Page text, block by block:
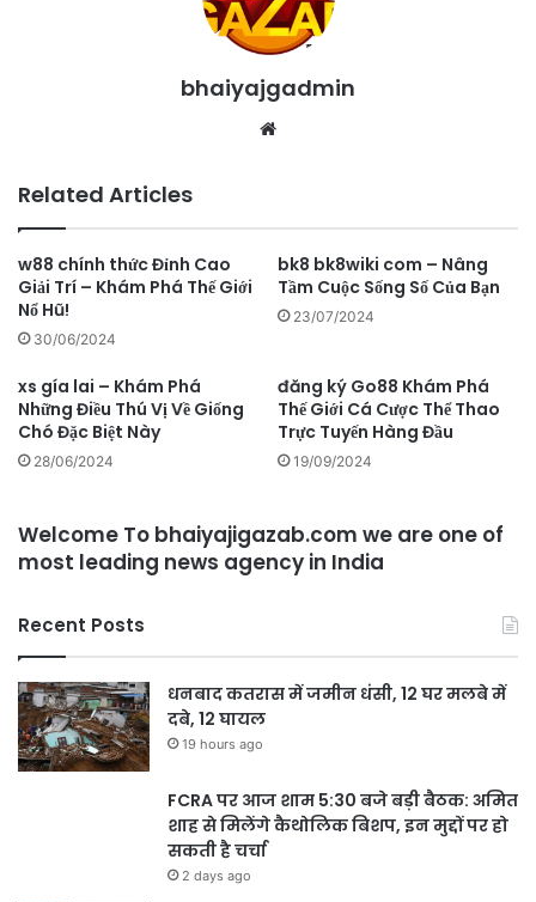
bhaiyajgadmin
Related Articles
w88 chính thức Đỉnh Cao
Giải Trí – Khám Phá Thế Giới
Nổ Hũ!
30/06/2024
bk8 bk8wiki com – Nâng
Tầm Cuộc Sống Số Của Bạn
23/07/2024
xs gía lai – Khám Phá
Những Điều Thú Vị Về Giống
Chó Đặc Biệt Này
28/06/2024
đăng ký Go88 Khám Phá
Thế Giới Cá Cược Thể Thao
Trực Tuyến Hàng Đầu
19/09/2024
Welcome To bhaiyajigazab.com we are one of
most leading news agency in India
Recent Posts
धनबाद कतरास में जमीन धंसी, 12 घर मलबे में
दबे, 12 घायल
19 hours ago
FCRA पर आज शाम 5:30 बजे बड़ी बैठक: अमित
शाह से मिलेंगे कैथोलिक बिशप, इन मुद्दों पर हो
सकती है चर्चा
2 days ago